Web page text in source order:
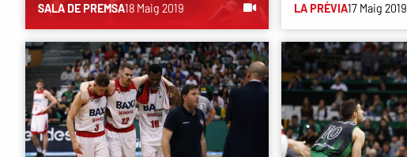
SALA DE PREMSA18 Maig 2019 LA PRÈVIA17 Maig 2019